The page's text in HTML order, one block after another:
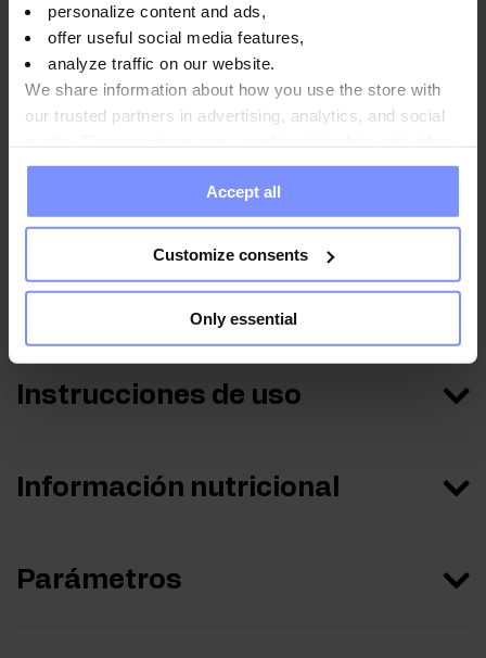
personalize content and ads,
offer useful social media features,
analyze traffic on our website.
We share information about how you use the store with
our trusted partners in advertising, analytics, and social
information you have provided to them or that they have
collected when you use their services. Do you agree?
Accept all
Customize consents
Only essential
laboratorio
Preocupados por la salud de nuestros clientes y para
garantizar y mantener la máxima calidad, todos
nuestros productos son regularmente estudiados en el
OstroVit Diosmina + Hesperidina + Rutina + Ruscogenina
+ Vitamina C - La prueba de metales pesados 17.12.2025
Instrucciones de uso
Información nutricional
Parámetros